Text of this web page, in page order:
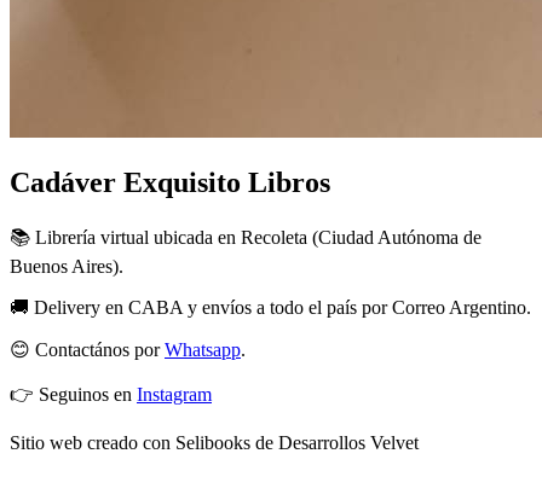
Cadáver Exquisito Libros
📚 Librería virtual ubicada en Recoleta (Ciudad Autónoma de
Buenos Aires).
🚚 Delivery en CABA y envíos a todo el país por Correo Argentino.
😊 Contactános porWhatsapp.
👉 Seguinos en Instagram
Sitio web creado con Selibooks de Desarrollos Velvet